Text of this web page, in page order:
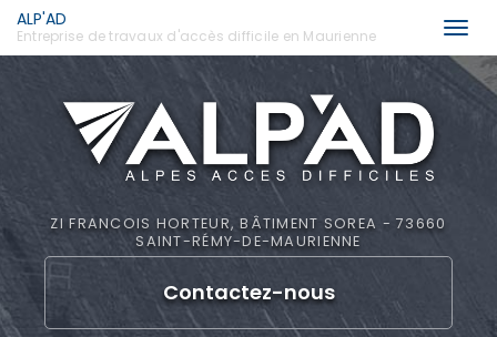
contenu
ALP'AD
Entreprise de travaux d'accès difficile en Maurienne
ZI FRANCOIS HORTEUR, BÂTIMENT SOREA - 73660
SAINT-RÉMY-DE-MAURIENNE
Contactez-nous